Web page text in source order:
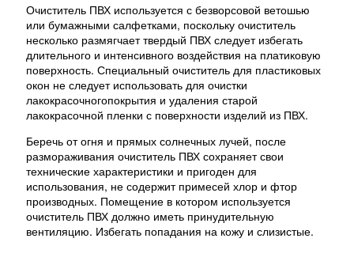
Очиститель ПВХ используется с безворсовой ветошью
или бумажными салфетками, поскольку очиститель
несколько размягчает твердый ПВХ следует избегать
длительного и интенсивного воздействия на платиковую
поверхность. Специальный очиститель для пластиковых
окон не следует использовать для очистки
лакокрасочногопокрытия и удаления старой
лакокрасочной пленки с поверхности изделий из ПВХ.
Беречь от огня и прямых солнечных лучей, после
размораживания очиститель ПВХ сохраняет свои
технические характеристики и пригоден для
использования, не содержит примесей хлор и фтор
производных. Помещение в котором используется
очиститель ПВХ должно иметь принудительную
вентиляцию. Избегать попадания на кожу и слизистые.